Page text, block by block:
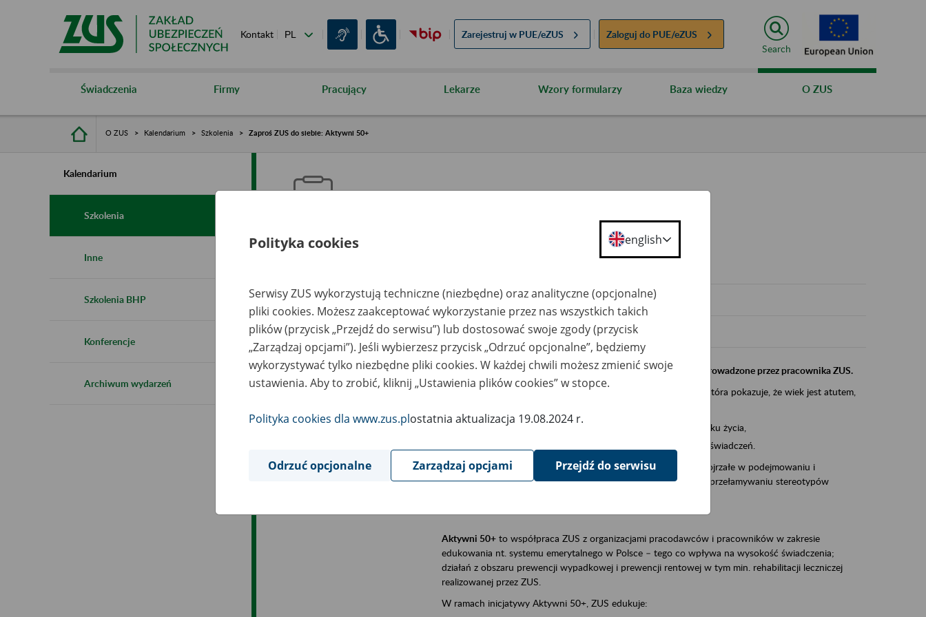
Kontakt Zarejestruj w PUE/eZUS Zaloguj do PUE/eZUS
Search
Świadczenia Firmy Pracujący Lekarze Wzory formularzy Baza wiedzy O ZUS
O ZUS Kalendarium Szkolenia Zaproś ZUS do siebie: Aktywni 50+
Kalendarium
Szkolenia
Inne
Szkolenia BHP
Konferencje
Archiwum wydarzeń
Zaproś ZUS do siebie: Aktywni 50+
Rodzaj wydarzenia Szkolenia
Essential area Aktywni 50+, płatnicy, ubezpieczeni
Event description
Szkolenie stacjonarne w siedzibie firmy, instytucji, urzędu przeprowadzone przez pracownika ZUS.
Aktywni 50+
to inicjatywa Zakładu Ubezpieczeń Społecznych, która pokazuje, że wiek jest atutem,
promocja aktywności zawodowej osób po pięćdziesiątym roku życia,
zachęcanie do świadomego planowania kariery i przyszłych świadczeń.
ZUS przez działania informacyjne i edukacyjne wspiera osoby dojrzałe w podejmowaniu i
kontynuowaniu aktywności zawodowej, dbaniu o zdrowie oraz przełamywaniu stereotypów
Aktywni 50+to współpraca ZUS z organizacjami pracodawców i pracowników w zakresie
edukowania nt. systemu emerytalnego w Polsce – tego co wpływa na wysokość świadczenia;
działań z obszaru prewencji wypadkowej i prewencji rentowej w tym min. rehabilitacji leczniczej
realizowanej przez ZUS.
W ramach inicjatywy Aktywni 50+, ZUS edukuje:
Polityka cookies english
Serwisy ZUS wykorzystują techniczne (niezbędne) oraz analityczne (opcjonalne)
pliki cookies. Możesz zaakceptować wykorzystanie przez nas wszystkich takich
plików (przycisk „Przejdź do serwisu”) lub dostosować swoje zgody (przycisk
„Zarządzaj opcjami”). Jeśli wybierzesz przycisk „Odrzuć opcjonalne”, będziemy
wykorzystywać tylko niezbędne pliki cookies. W każdej chwili możesz zmienić swoje
ustawienia. Aby to zrobić, kliknij „Ustawienia plików cookies” w stopce.
Polityka cookies dla www.zus.plostatnia aktualizacja 19.08.2024 r.
Odrzuć opcjonalne Zarządzaj opcjami Przejdź do serwisu